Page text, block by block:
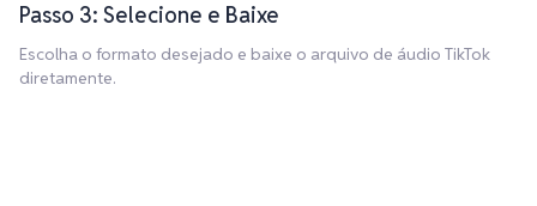
Passo 3: Selecione e Baixe
Escolha o formato desejado e baixe o arquivo de áudio TikTok
diretamente.